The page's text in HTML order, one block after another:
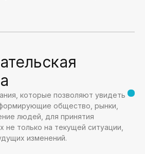
которые позволяют увидеть
общество, рынки,
людей, для принятия
не только на текущей ситуации,
изменений.